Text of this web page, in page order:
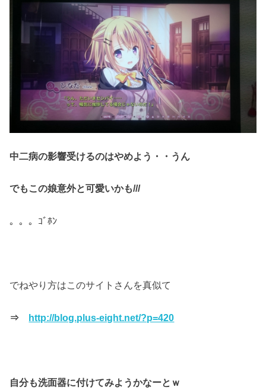
中二病の影響受けるのはやめよう・・うん
でもこの娘意外と可愛いかも///
。。。ｺﾞﾎﾝ
でねやり方はこのサイトさんを真似て
⇒ http://blog.plus-eight.net/?p=420
自分も洗面器に付けてみようかなーとｗ